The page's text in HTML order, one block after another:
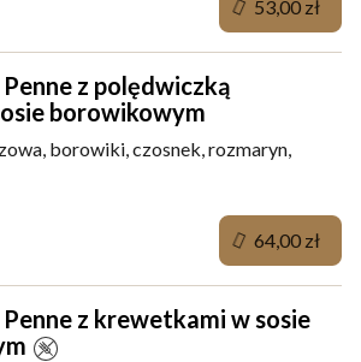
z polędwiczką
borowikowym
borowiki, czosnek, rozmaryn,
z krewetkami w sosie